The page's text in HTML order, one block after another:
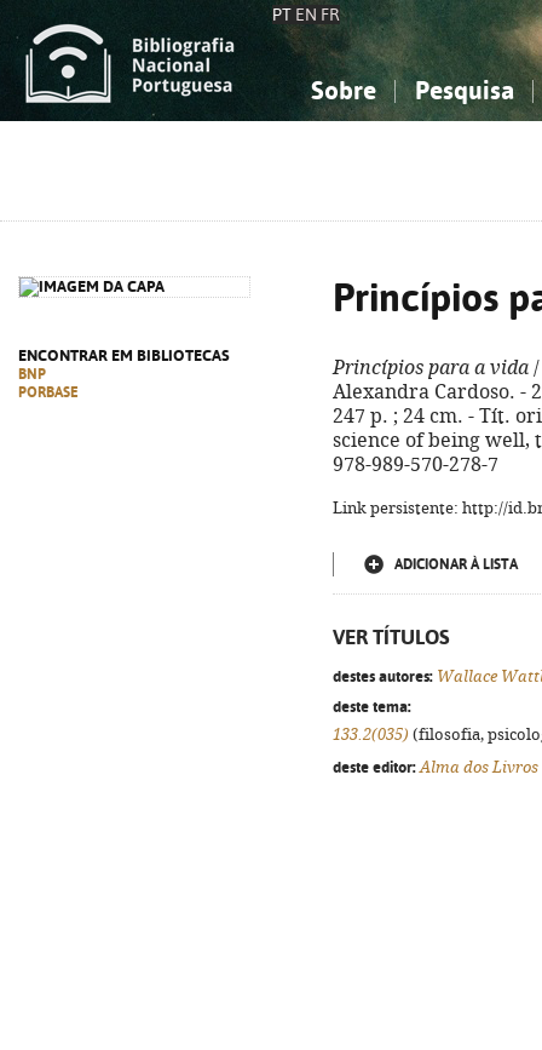
PT EN FR
Sobre Pesquisa
ENCONTRAR EM BIBLIOTECAS
BNP
PORBASE
Princípios
Princípios para a vida
Alexandra Cardoso. -
247 p. ; 24 cm. - Tít.
science of being well,
978-989-570-278-7
Link persistente: http://
ADICIONAR À LISTA
VER TÍTULOS
destes autores: Wallace
deste tema:
133.2(035) (filosofia,
deste editor: Alma dos Livros